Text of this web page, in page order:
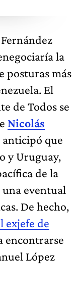
la
posturas más
El
de Todos se
Nicolás
que
y Uruguay,
de la
una eventual
De hecho,
exjefe de
encontrarse
López